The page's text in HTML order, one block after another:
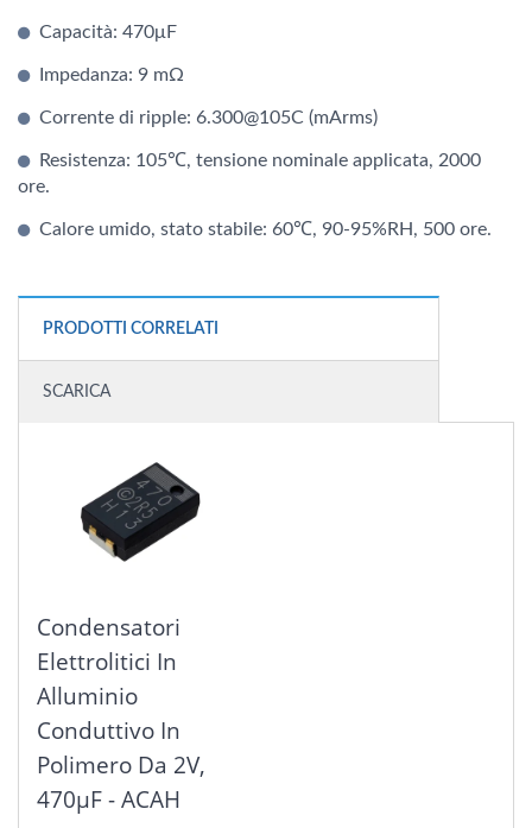
Capacità: 470μF
Impedanza: 9 mΩ
Corrente di ripple: 6.300@105C (mArms)
Resistenza: 105℃, tensione nominale applicata, 2000
ore.
Calore umido, stato stabile: 60℃, 90-95%RH, 500 ore.
PRODOTTI CORRELATI
SCARICA
Condensatori
Elettrolitici In
Alluminio
Conduttivo In
Polimero Da 2V,
470μF - ACAH